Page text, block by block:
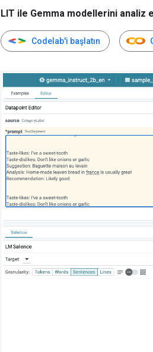
LIT ile Gemma modellerini analiz
Codelab'i başlatın